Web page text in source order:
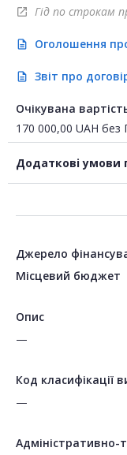
open_in_new Гід по строкам
description Оголошення
description Звіт про
Очікувана
170 000,00 UAH без
Додаткові умови
Джерело
Місцевий бюджет
Опис
—
Код класифікації
—
Адміністративно-